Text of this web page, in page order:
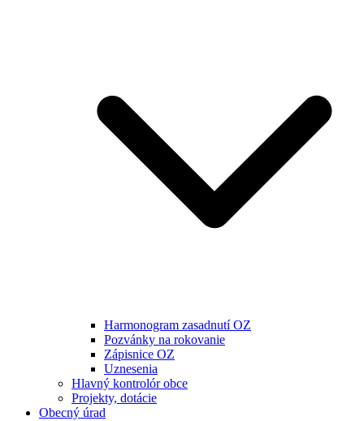
Harmonogram zasadnutí OZ
Pozvánky na rokovanie
Zápisnice OZ
Uznesenia
Hlavný kontrolór obce
Projekty, dotácie
Obecný úrad